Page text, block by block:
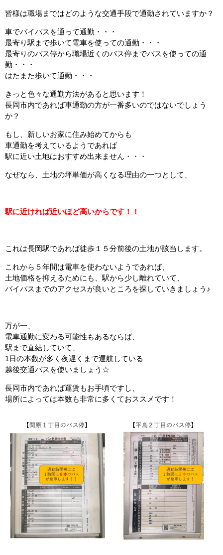
皆様は職場まではどのような交通手段で通勤されていますか？
車でバイパスを通って通勤・・・
最寄り駅まで歩いて電車を使っての通勤・・・
最寄りのバス停から職場近くのバス停までバスを使っての通
勤・・・
はたまた歩いて通勤・・・
きっと色々な通勤方法があると思います！
長岡市内であれば車通勤の方が一番多いのではないでしょう
か？
もし、新しいお家に住み始めてからも
車通勤を考えているようであれば
駅に近い土地はおすすめ出来ません・・・
なぜなら、土地の坪単価が高くなる理由の一つとして、
駅に近ければ近いほど高いからです！！
これは長岡駅であれば徒歩１５分前後の土地が該当します。
これから５年間は電車を使わないようであれば、
土地価格を抑えるためにも、駅から少し離れていて、
バイパスまでのアクセスが良いところを探していきましょう♪
万が一、
電車通勤に変わる可能性もあるならば、
駅まで直結していて、
1日の本数が多く夜遅くまで運航している
越後交通バスを使いましょう☆
長岡市内であれば運賃もお手頃ですし、
場所によっては本数も非常に多くておススメです！